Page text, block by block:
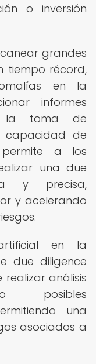
o inversión
grandes
tiempo récord,
en la
informes
la toma de
capacidad de
a los
una due
y precisa,
y acelerando
en la
due diligence
análisis
posibles
una
asociados a